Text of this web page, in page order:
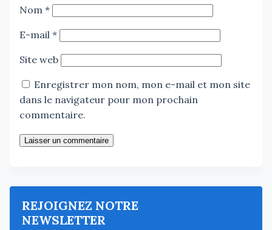
Nom *
E-mail *
Site web
Enregistrer mon nom, mon e-mail et mon site
dans le navigateur pour mon prochain
commentaire.
Laisser un commentaire
REJOIGNEZ NOTRE
NEWSLETTER